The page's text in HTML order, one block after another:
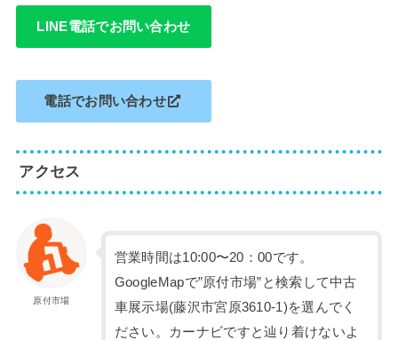
LINE電話でお問い合わせ
電話でお問い合わせ
アクセス
原付市場
営業時間は10:00〜20：00です。
GoogleMapで”原付市場”と検索して中古
車展示場(藤沢市宮原3610-1)を選んでく
ださい。カーナビですと辿り着けないよ